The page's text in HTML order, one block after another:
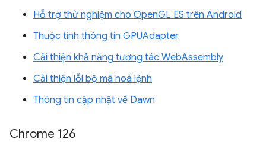
Hỗ trợ thử nghiệm cho OpenGL ES trên Android
Thuộc tính thông tin GPUAdapter
Cải thiện khả năng tương tác WebAssembly
Cải thiện lỗi bộ mã hoá lệnh
Thông tin cập nhật về Dawn
Chrome 126